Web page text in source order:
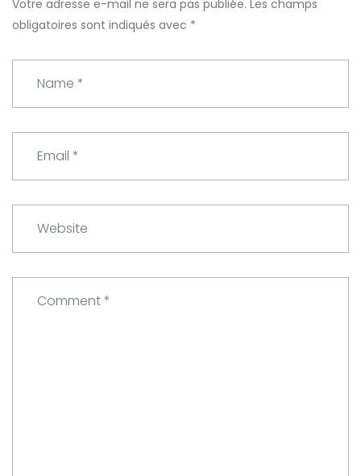
Votre adresse e-mail ne sera pas publiée. Les champs
obligatoires sont indiqués avec *
m
e
a
i
b
s